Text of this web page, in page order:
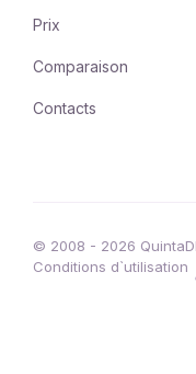
Prix
Comparaison
Contacts
© 2008 - 2026
Conditions d`utilisation